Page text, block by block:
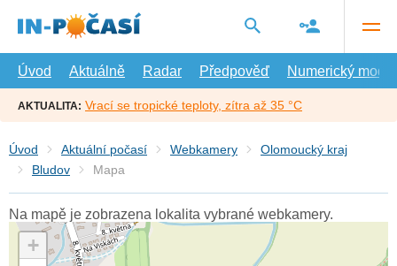
hlavní
Úvod
Aktuálně Radar Předpověď Numerický model
AKTUALITA: Vrací se tropické teploty, zítra až 35 °C
Úvod Aktuální počasí Webkamery
Olomoucký kraj
Bludov
Mapa
Na mapě je zobrazena lokalita vybrané webkamery.
+